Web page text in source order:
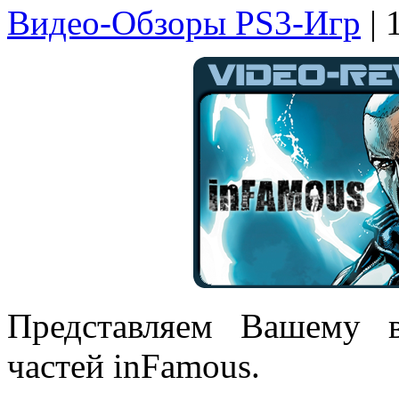
Видео-Обзоры PS3-Игр |
Представляем Вашему
частей inFamous.